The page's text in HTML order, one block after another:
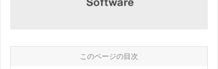
このページの目次